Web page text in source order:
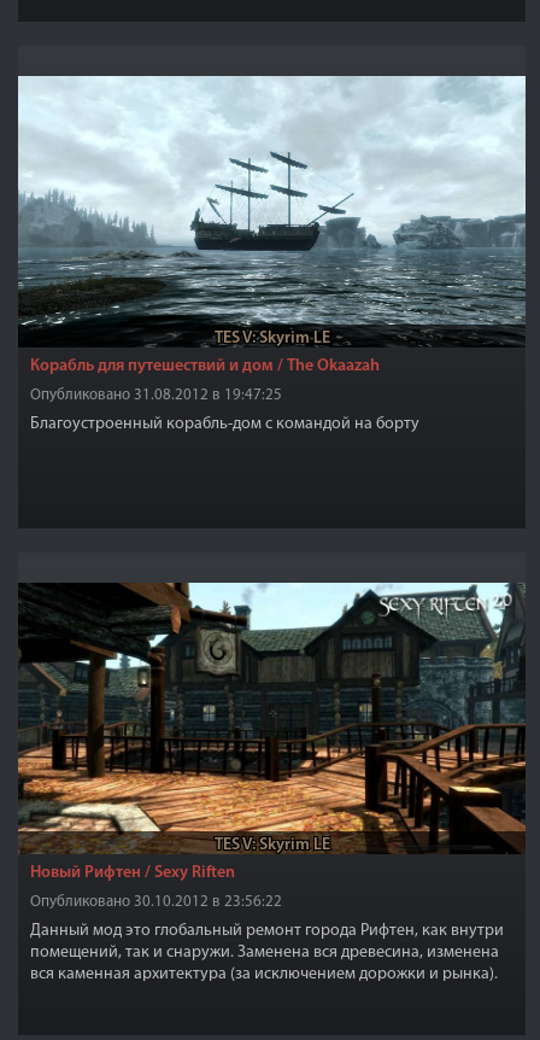
TES V: Skyrim LE
Корабль для путешествий и дом / The Okaazah
Опубликовано 31.08.2012 в 19:47:25
Благоустроенный корабль-дом с командой на борту
TES V: Skyrim LE
Новый Рифтен / Sexy Riften
Опубликовано 30.10.2012 в 23:56:22
Данный мод это глобальный ремонт города Рифтен, как внутри
помещений, так и снаружи. Заменена вся древесина, изменена
вся каменная архитектура (за исключением дорожки и рынка).